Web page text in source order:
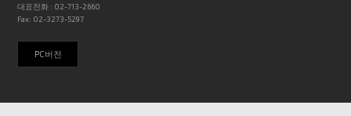
대표전화 : 02-713-2660
Fax: 02-3273-5297
PC버전